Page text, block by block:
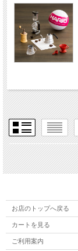
お店のトップへ戻る
カートを見る
ご利用案内